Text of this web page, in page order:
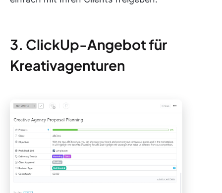
3. ClickUp-Angebot für
Kreativagenturen